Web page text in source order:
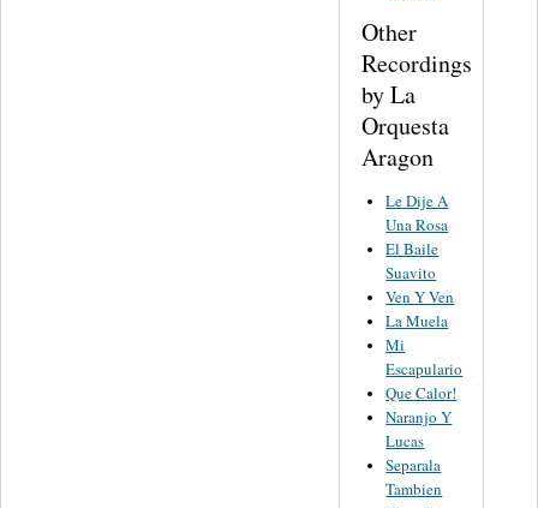
Other
Recordings
by La
Orquesta
Aragon
Le Dije A
Una Rosa
El Baile
Suavito
Ven Y Ven
La Muela
Mi
Escapulario
Que Calor!
Naranjo Y
Lucas
Separala
Tambien